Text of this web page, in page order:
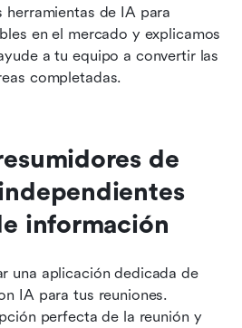
herramientas de IA para
en el mercado y explicamos
a tu equipo a convertir las
completadas.
de
información
una aplicación dedicada de
IA para tus reuniones.
perfecta de la reunión y